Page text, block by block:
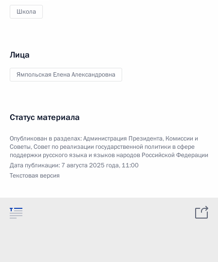
Школа
Лица
Ямпольская Елена Александровна
Статус материала
Опубликован в разделах:Администрация Президента, Комиссии и
Советы,Совет по реализации государственной политики в сфере
поддержки русского языка и языков народов Российской Федерации
Дата публикации: 7 августа 2025 года, 11:00
Текстовая версия